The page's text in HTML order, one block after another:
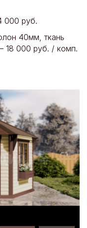
000 руб.
40мм, ткань
18 000 руб. / комп.